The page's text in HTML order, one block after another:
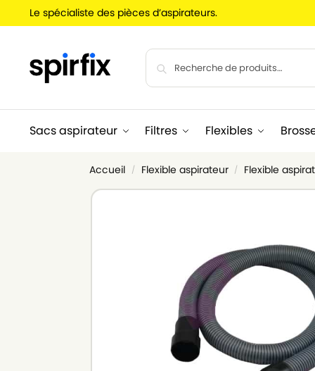
Le spécialiste des pièces d’aspirateurs.
Sacs aspirateur Filtres Flexibles
Accueil / Flexible aspirateur / Flexible